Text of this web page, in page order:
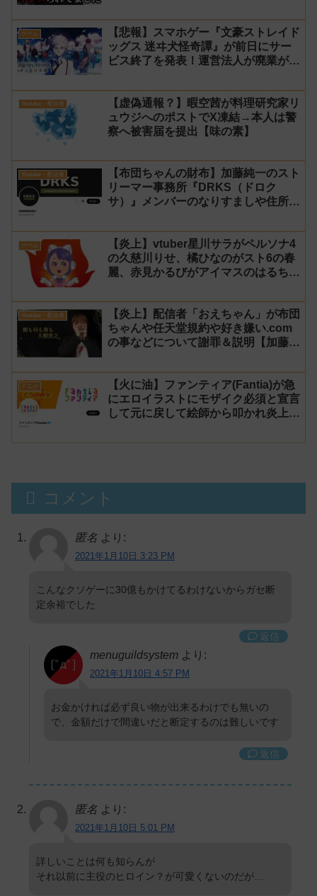
VIPが事実無根だと否定
ゲーム
【悲報】スマホゲー『文豪ストレイド
ッグス 迷ヰ犬怪奇譚』が前日にサー
ビス終了を発表！運営法人が廃業が原
Youtuber・配信者
【虚偽通報？】暇空茜が料理研究家リ
ュウジへのポストでX凍結→本人は警
察へ被害届を提出【味の素】
Youtuber・配信者
【布団ちゃんの財布】加藤純一のスト
リーマー事務所『DRKS（ドロク
サ）』メンバーのなりすましや住所特
ゲーム
【炎上】vtuber星川サラがペルソナ4
の久慈川りせ、橘ひなのがスト6の春
麗、赤見かるびがアイマスのはるちは
Youtuber・配信者
【炎上】配信者「おえちゃん」が布団
ちゃんや任天堂規約や好き嫌い.com
の事などについて謝罪＆説明【加藤純
アニメ
【火に油】ファンティア(Fantia)が急
にエロイラストにモザイク必須と宣言
して元に戻して絵師から叩かれ炎上し
コメント
匿名 より:
2021年1月10日 3:23 PM
こんなクソゲーに30億もかけてるわけないからガセ断
定余裕でした
返信
menuguildsystem より:
2021年1月10日 4:57 PM
お金かければ必ず良い物が出来るわけでも無いの
で、金額だけで間違いだと断定するのは難しいです
返信
匿名 より:
2021年1月10日 5:01 PM
詳しいことは何も知らんが
それ以前に主役のヒロイン？が可愛くないのだが…